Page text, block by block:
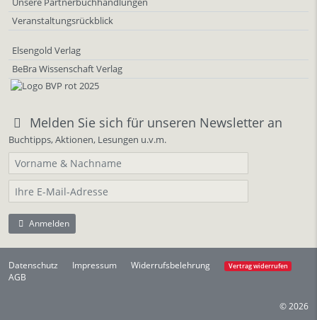
Veranstaltungsrückblick
Elsengold Verlag
BeBra Wissenschaft Verlag
Melden Sie sich für unseren Newsletter an
Buchtipps, Aktionen, Lesungen u.v.m.
Anmelden
Datenschutz Impressum Widerrufsbelehrung Vertrag widerrufen
AGB
© 2026